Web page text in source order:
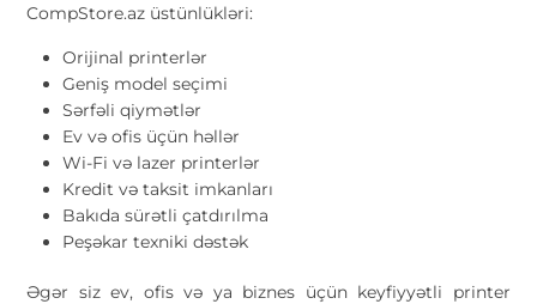
CompStore.az üstünlükləri:
Orijinal printerlər
Geniş model seçimi
Sərfəli qiymətlər
Ev və ofis üçün həllər
Wi-Fi və lazer printerlər
Kredit və taksit imkanları
Bakıda sürətli çatdırılma
Peşəkar texniki dəstək
Əgər siz ev, ofis və ya biznes üçün keyfiyyətli printer